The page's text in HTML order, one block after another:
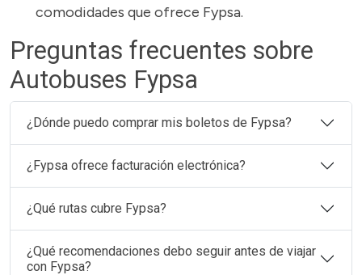
comodidades que ofrece Fypsa.
Preguntas frecuentes sobre
Autobuses Fypsa
¿Dónde puedo comprar mis boletos de Fypsa?
¿Fypsa ofrece facturación electrónica?
¿Qué rutas cubre Fypsa?
¿Qué recomendaciones debo seguir antes de viajar
con Fypsa?